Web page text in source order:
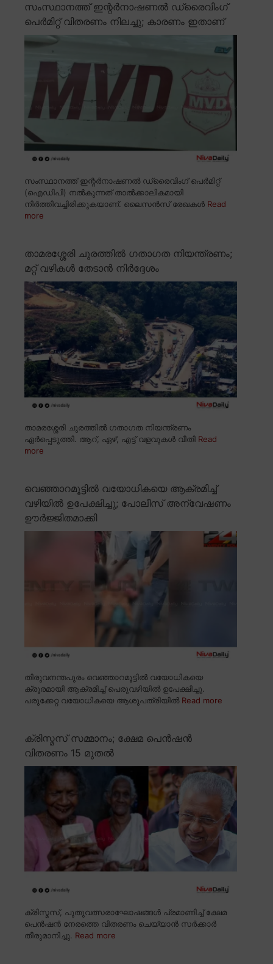
സംസ്ഥാനത്ത് ഇന്റർനാഷണൽ ഡ്രൈവിംഗ്
പെർമിറ്റ് വിതരണം നിലച്ചു; കാരണം ഇതാണ്
സംസ്ഥാനത്ത് ഇന്റർനാഷണൽ ഡ്രൈവിംഗ് പെർമിറ്റ്
(ഐഡിപി) നൽകുന്നത് താൽക്കാലികമായി
നിർത്തിവച്ചിരിക്കുകയാണ്. ലൈസൻസ് രേഖകൾ Read
more
താമരശ്ശേരി ചുരത്തിൽ ഗതാഗത നിയന്ത്രണം;
മറ്റ് വഴികൾ തേടാൻ നിർദ്ദേശം
താമരശ്ശേരി ചുരത്തിൽ ഗതാഗത നിയന്ത്രണം
ഏർപ്പെടുത്തി. ആറ്, ഏഴ്, എട്ട് വളവുകൾ വീതി Read
more
വെഞ്ഞാറമൂട്ടിൽ വയോധികയെ ആക്രമിച്ച്
വഴിയിൽ ഉപേക്ഷിച്ചു; പോലീസ് അന്വേഷണം
ഊർജ്ജിതമാക്കി
തിരുവനന്തപുരം വെഞ്ഞാറമൂട്ടിൽ വയോധികയെ
ക്രൂരമായി ആക്രമിച്ച് പെരുവഴിയിൽ ഉപേക്ഷിച്ചു.
പരുക്കേറ്റ വയോധികയെ ആശുപത്രിയിൽ Read more
ക്രിസ്മസ് സമ്മാനം; ക്ഷേമ പെൻഷൻ
വിതരണം 15 മുതൽ
ക്രിസ്മസ്, പുതുവത്സരാഘോഷങ്ങൾ പ്രമാണിച്ച് ക്ഷേമ
പെൻഷൻ നേരത്തെ വിതരണം ചെയ്യാൻ സർക്കാർ
തീരുമാനിച്ചു. Read more